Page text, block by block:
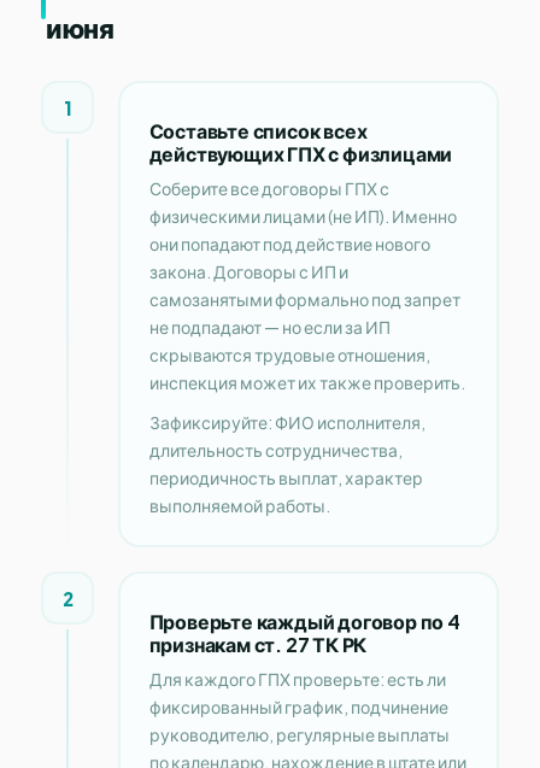
июня
1
Составьте список всех
действующих ГПХ с физлицами
Соберите все договоры ГПХ с
физическими лицами (не ИП). Именно
они попадают под действие нового
закона. Договоры с ИП и
самозанятыми формально под запрет
не подпадают — но если за ИП
скрываются трудовые отношения,
инспекция может их также проверить.
Зафиксируйте: ФИО исполнителя,
длительность сотрудничества,
периодичность выплат, характер
выполняемой работы.
2
Проверьте каждый договор по 4
признакам ст. 27 ТК РК
Для каждого ГПХ проверьте: есть ли
фиксированный график, подчинение
руководителю, регулярные выплаты
по календарю, нахождение в штате или